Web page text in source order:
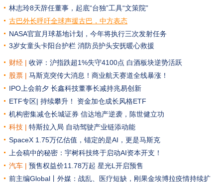
林志玲8天辞任董事，起底“台独”工具“文策院”
古巴外长呼吁全球声援古巴，中方表态
NASA官宣月球基地计划，今年将执行三次发射任务
3岁女童头卡阳台护栏 消防员护头安抚暖心救援
财经 | 收评：沪指跌超1%失守4100点 白酒板块逆势活跃
股票 | 马斯克突传大消息！商业航天赛道全线暴涨！
IPO上会前夕 长鑫科技董事长减持兆易创新
ETF专区| 持续攀升！ 资金加仓成长风格ETF
机构密集减仓长城证券 信达地产逆袭，陈世健立功
科技 | 特斯拉入局 自动驾驶产业链添动能
SpaceX 1.75万亿估值，锚定的是AI，更是马斯克
上会稿中的秘密：宇树科技终于启动AI资本开支！
汽车 | 预售权益价11.78万起 星光L开启预售
前主编Global丨外媒：战乱、医疗短缺，刚果金埃博拉疫情持续扩